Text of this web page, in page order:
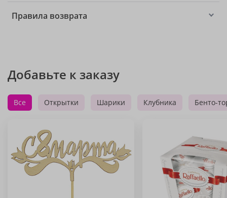
Правила возврата
Добавьте к заказу
Все Открытки Шарики Клубника Бенто-